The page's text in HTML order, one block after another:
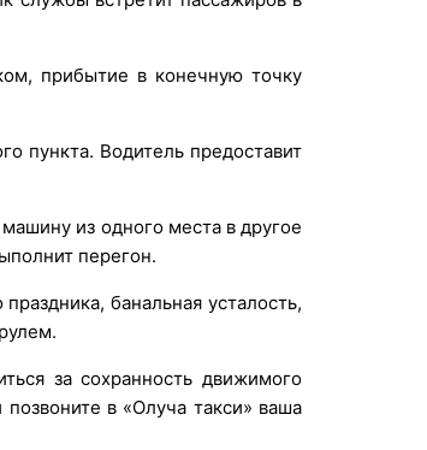
прибытие в конечную точку
пункта. Водитель предоставит
из одного места в другое
перегон.
банальная усталость,
за сохранность движимого
в «Олуча такси» ваша